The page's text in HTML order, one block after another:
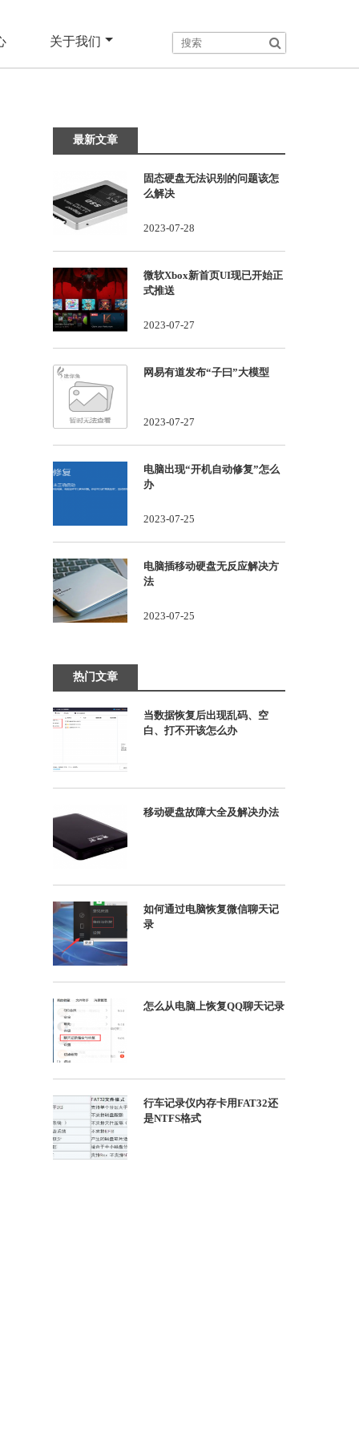
关于我们
最新文章
固态硬盘无法识别的问题该怎
么解决
2023-07-28
微软Xbox新首页UI现已开始正
式推送
2023-07-27
网易有道发布“子曰”大模型
2023-07-27
电脑出现“开机自动修复”怎么
办
2023-07-25
电脑插移动硬盘无反应解决方
法
2023-07-25
热门文章
当数据恢复后出现乱码、空
白、打不开该怎么办
移动硬盘故障大全及解决办法
如何通过电脑恢复微信聊天记
录
怎么从电脑上恢复QQ聊天记录
行车记录仪内存卡用FAT32还
是NTFS格式